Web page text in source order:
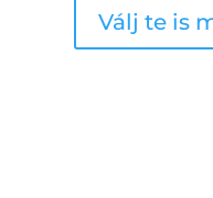
Válj te is